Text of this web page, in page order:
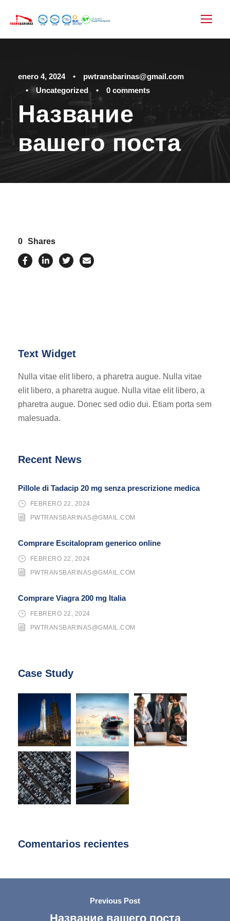
enero 4, 2024 •
pwtransbarinas@gmail.com
•
Uncategorized • 0 comments
Название
вашего поста
0 Shares
Text Widget
Nulla vitae elit libero, a pharetra augue. Nulla vitae
elit libero, a pharetra augue. Nulla vitae elit libero, a
pharetra augue. Donec sed odio dui. Etiam porta sem
malesuada.
Recent News
Pillole di Tadacip 20 mg senza prescrizione medica
FEBRERO 22, 2024
PWTRANSBARINAS@GMAIL.COM
Comprare Escitalopram generico online
FEBRERO 22, 2024
PWTRANSBARINAS@GMAIL.COM
Comprare Viagra 200 mg Italia
FEBRERO 22, 2024
PWTRANSBARINAS@GMAIL.COM
Case Study
Comentarios recientes
Previous Post
Название вашего поста